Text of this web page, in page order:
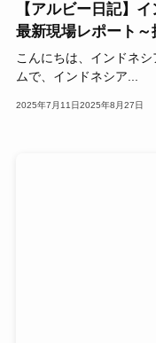
【アルビー日記】
最新現場レポート
こんにちは、インドネ
ムで、インドネシア...
2025年7月11日2025年8月27日